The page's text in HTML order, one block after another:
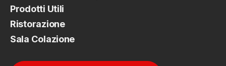
Prodotti Utili
Ristorazione
Sala Colazione